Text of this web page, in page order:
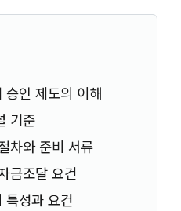
승인 제도의 이해
기준
차와 준비 서류
금조달 요건
특성과 요건